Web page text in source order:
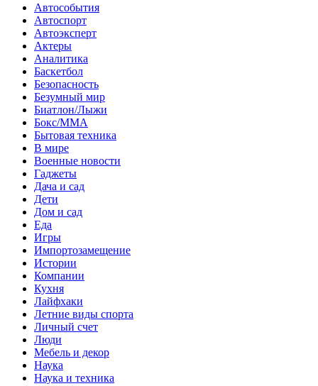
Автособытия
Автоспорт
Автоэксперт
Актеры
Аналитика
Баскетбол
Безопасность
Безумный мир
Биатлон/Лыжи
Бокс/MMA
Бытовая техника
В мире
Военные новости
Гаджеты
Дача и сад
Дети
Дом и сад
Еда
Игры
Импортозамещение
Истории
Компании
Кухня
Лайфхаки
Летние виды спорта
Личный счет
Люди
Мебель и декор
Наука
Наука и техника